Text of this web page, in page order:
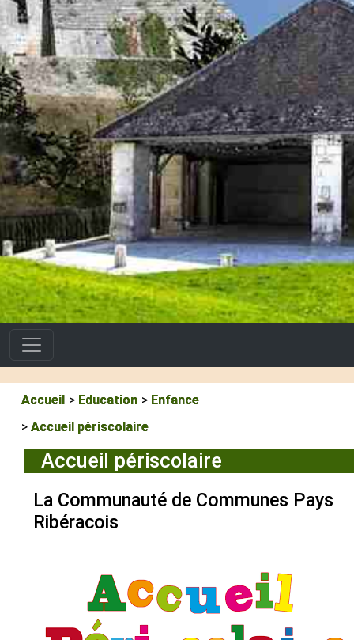
Accueil Education
Enfance
Accueil périscolaire
Accueil périscolaire
La Communauté de Communes Pays
Ribéracois